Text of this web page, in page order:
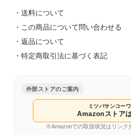
・送料について
・この商品について問い合わせる
・返品について
・特定商取引法に基づく表記
外部ストアのご案内
ミツバサンコー
Amazonストア
※Amazonでの取扱状況はリンク